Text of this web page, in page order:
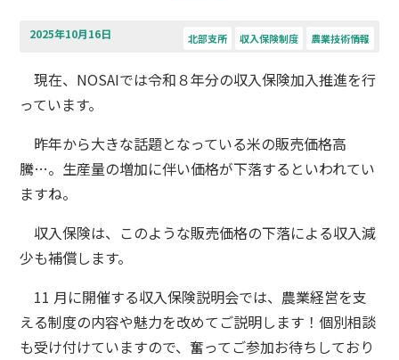
2025年10月16日 北部支所 収入保険制度 農業技術情報
現在、NOSAIでは令和８年分の収入保険加入推進を行
っています。
昨年から大きな話題となっている米の販売価格高
騰…。生産量の増加に伴い価格が下落するといわれてい
ますね。
収入保険は、このような販売価格の下落による収入減
少も補償します。
11 月に開催する収入保険説明会では、農業経営を支
える制度の内容や魅力を改めてご説明します！個別相談
も受け付けていますので、奮ってご参加お待ちしており